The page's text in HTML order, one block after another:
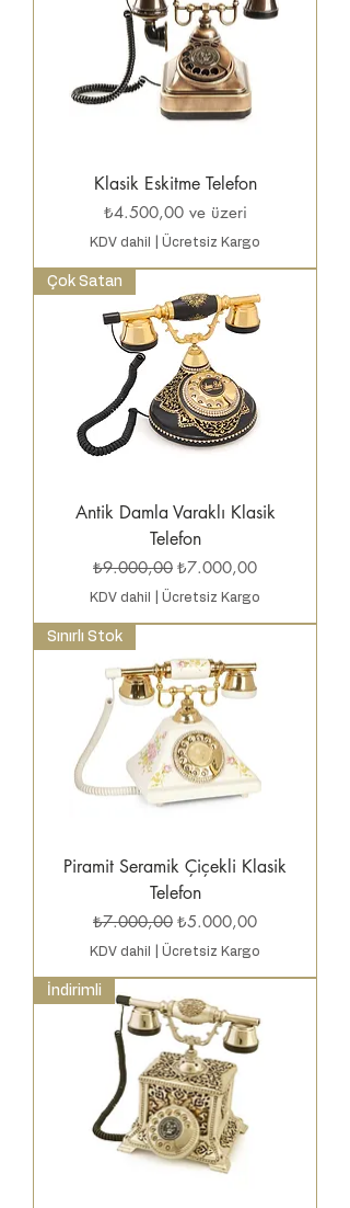
Klasik Eskitme Telefon
₺4.500,00ve üzeri
İndirimli Fiyat
KDV dahil Ücretsiz Kargo
Çok Satan
Antik Damla Varaklı Klasik
Telefon
Normal Fiyat
₺9.000,00 İndirimli Fiyat
₺7.000,00
KDV dahil Ücretsiz Kargo
Sınırlı Stok
Piramit Seramik Çiçekli Klasik
Telefon
Normal Fiyat
₺7.000,00 İndirimli Fiyat
₺5.000,00
KDV dahil Ücretsiz Kargo
İndirimli